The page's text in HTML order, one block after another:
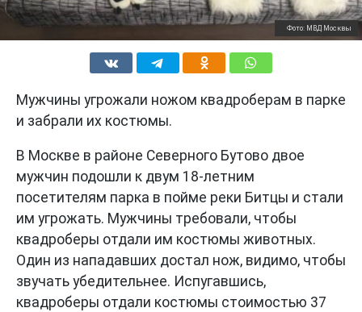
Фото: МВД Москвы
Мужчины угрожали ножом квадроберам в парке
и забрали их костюмы.
В Москве в районе Северного Бутово двое
мужчин подошли к двум 18-летним
посетителям парка в пойме реки Битцы и стали
им угрожать. Мужчины требовали, чтобы
квадроберы отдали им костюмы животных.
Один из нападавших достал нож, видимо, чтобы
звучать убедительнее. Испугавшись,
квадроберы отдали костюмы стоимостью 37